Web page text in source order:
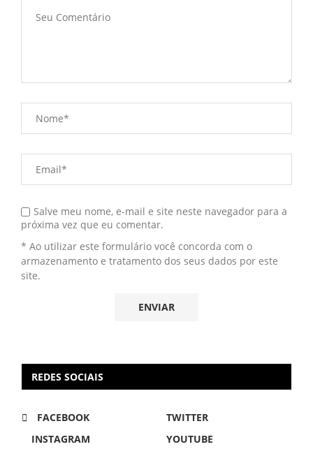
Salve meu nome, e-mail e site neste navegador para a
próxima vez que eu comentar.
* Ao utilizar este formulário você concorda com o
armazenamento e tratamento dos seus dados por este
site.
REDES SOCIAIS
FACEBOOK
TWITTER
INSTAGRAM
YOUTUBE